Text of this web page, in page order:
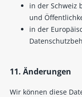
in der Schweiz
und
in der
11. Änderungen
Wir können diese